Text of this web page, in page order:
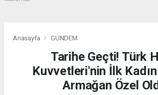
Anasayfa GÜNDEM
Tarihe Geçti! Türk
Kuvvetleri'nin İlk Kadın
Armağan Özel